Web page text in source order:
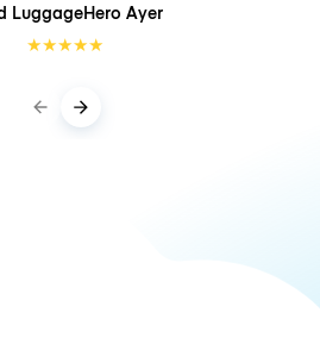
LuggageHero Ayer
★★★★★